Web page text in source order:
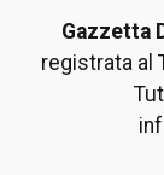
Gazzetta
registrata al